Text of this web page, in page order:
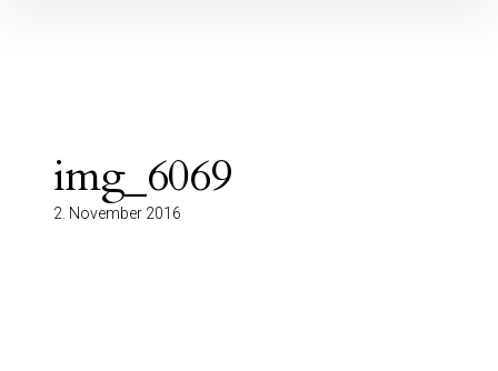
img_6069
2. November 2016